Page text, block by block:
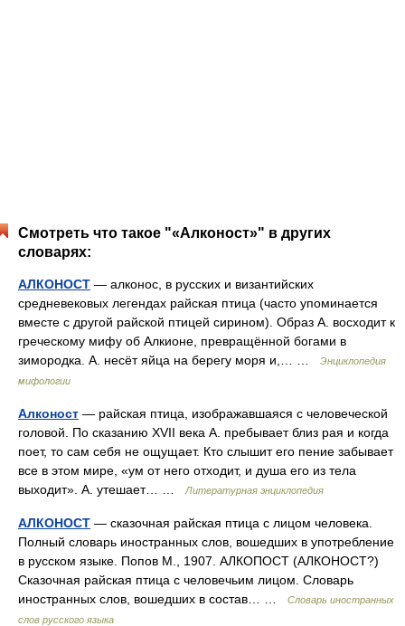
Смотреть что такое "«Алконост»" в других
словарях:
АЛКОНОСТ — алконос, в русских и византийских
средневековых легендах райская птица (часто упоминается
вместе с другой райской птицей сирином). Образ А. восходит к
греческому мифу об Алкионе, превращённой богами в
зимородка. А. несёт яйца на берегу моря и,… …
Энциклопедия
мифологии
Алконост — райская птица, изображавшаяся с человеческой
головой. По сказанию XVII века А. пребывает близ рая и когда
поет, то сам себя не ощущает. Кто слышит его пение забывает
все в этом мире, «ум от него отходит, и душа его из тела
выходит». А. утешает… …
Литературная энциклопедия
АЛКОНОСТ — сказочная райская птица с лицом человека.
Полный словарь иностранных слов, вошедших в употребление
в русском языке. Попов М., 1907. АЛКОПОСТ (АЛКОНОСТ?)
Сказочная райская птица с человечьим лицом. Словарь
иностранных слов, вошедших в состав… …
Словарь иностранных
слов русского языка